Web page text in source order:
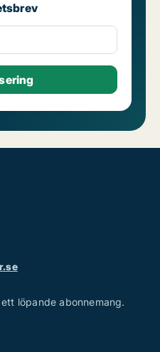
löpande abonnemang.